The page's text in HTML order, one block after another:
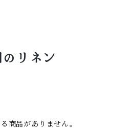
のリネン
商品がありません。